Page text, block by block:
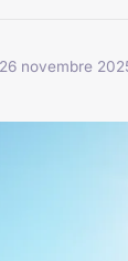
26 novembre